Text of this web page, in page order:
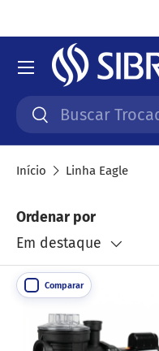
Ir para o conteúdo
Pesquisar
Pesquisar
Menu
Início Linha Eagle
Ordenar por
Em destaque
Comparar